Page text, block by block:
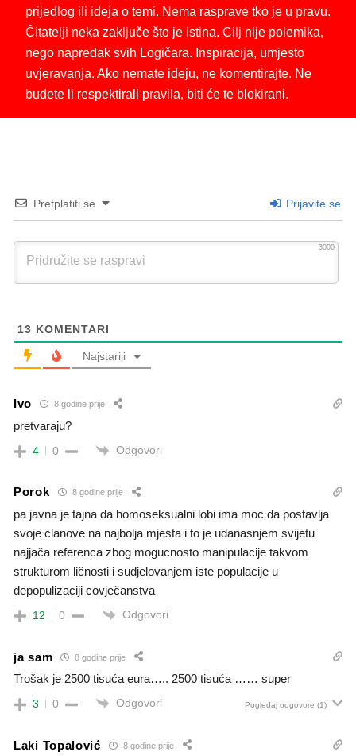
prijedlog ili ideja o temi. Nema rasprave tko je u pravu.
Čitatelji neka zaključe što je istina. Cilj nije polemika,
nego napredak svih Logičara. Inspiracija, umjesto
uvjeravanja. Ako nemate ideju, ne komentirajte. Ne
budete li respektirali pravila, biti će te blokirani.
Pretplatiti se Prijavite se
3000
13 KOMENTARI
Najstariji
Ivo 8 godine prije
pretvaraju?
4 0 Odgovori
Porok 8 godine prije
pa javna je tajna da homoseksualni lobi ima moc da postavlja
svoje clanove na najbolja mjesta i to je udanasnjem svijetu
najjača referenca zbog mogucnosto manipulacije takvom
strukturom ličnosti i sudjelovanjem iste populacije u
depopulizaciji covječanstva
12 0 Odgovori
ja sam 8 godine prije
Trošak je 2500 tisuća eura….. 2500 tisuća …… super
3 0 Odgovori Pogledaj odgovore (1)
Laki Topalović 8 godine prije